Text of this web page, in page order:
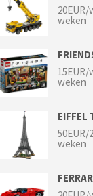
weken
weken
EIFFEL
50EUR/
weken